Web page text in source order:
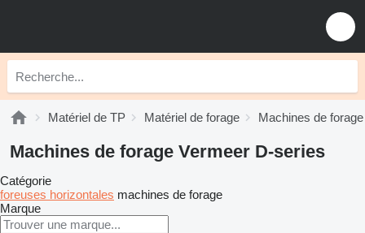
Matériel de TP Matériel de forage Machines de forage
Machines de forage Vermeer D-series
Catégorie
foreuses horizontales machines de forage
Marque